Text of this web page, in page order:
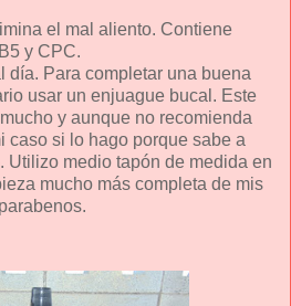
el mal aliento. Contiene
y CPC.
día. Para completar una buena
usar un enjuague bucal. Este
y aunque no recomienda
caso si lo hago porque sabe a
Utilizo medio tapón de medida en
mucho más completa de mis